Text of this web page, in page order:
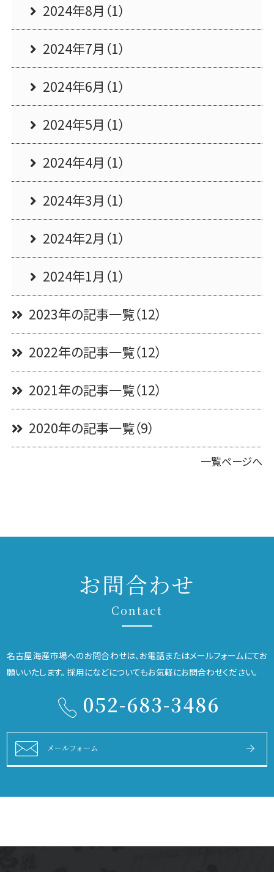
2024年8月（1）
2024年7月（1）
2024年6月（1）
2024年5月（1）
2024年4月（1）
2024年3月（1）
2024年2月（1）
2024年1月（1）
2023年の記事一覧（12）
2022年の記事一覧（12）
2021年の記事一覧（12）
2020年の記事一覧（9）
一覧ページへ
お問合わせ
Contact
名古屋海産市場へのお問合わせは、お電話またはメールフォームにてお
願いいたします。 採用になどについてもお気軽にお問合わせください。
052-683-3486
メールフォーム